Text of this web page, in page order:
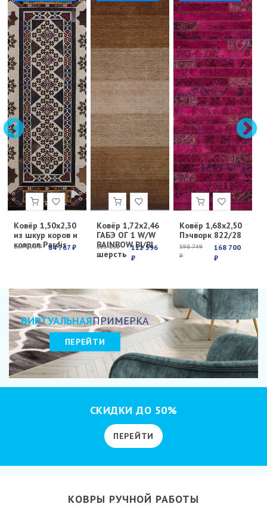
Ковёр 1,50х2,30
из шкур коров и
ковров Pardis
269 100 ₽ 84 767 ₽
Ковёр 1,72х2,46
ГАБЭ ОГ 1 W/W
RAINBOW BI/BI
шерсть
213 251
₽
112 596
₽
Ковёр 1,68х2,50
Пэчворк 822/28
598 749
₽
168 700
₽
ВИРТУАЛЬНАЯПРИМЕРКА
ПЕРЕЙТИ
СКИДКИ ДО 50%
ПЕРЕЙТИ
КОВРЫ РУЧНОЙ РАБОТЫ